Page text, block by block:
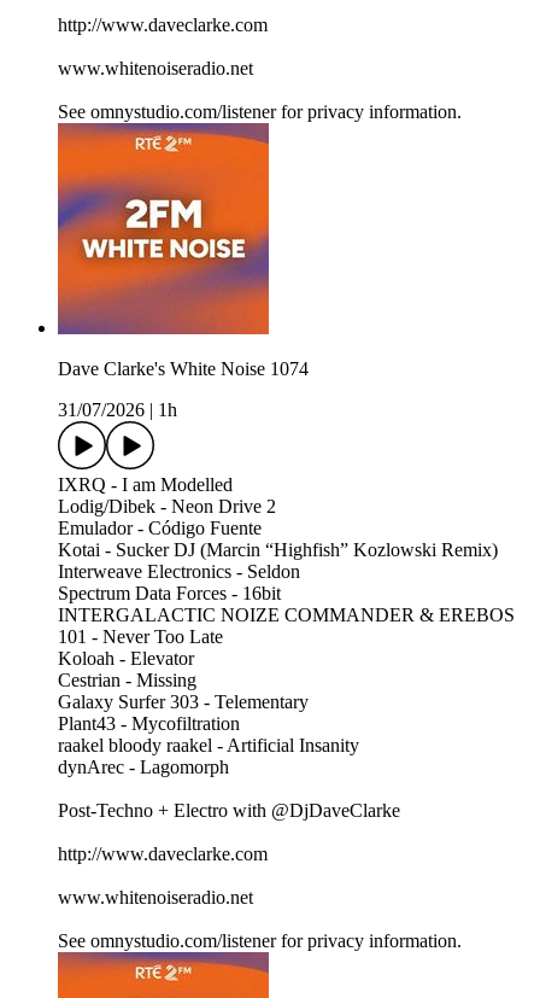
http://www.daveclarke.com
www.whitenoiseradio.net
See omnystudio.com/listener for privacy information.
Dave Clarke's White Noise 1074
31/07/2026
1h
IXRQ - I am Modelled
Lodig/Dibek - Neon Drive 2
Emulador - Código Fuente
Kotai - Sucker DJ (Marcin “Highfish” Kozlowski Remix)
Interweave Electronics - Seldon
Spectrum Data Forces - 16bit
INTERGALACTIC NOIZE COMMANDER & EREBOS
101 - Never Too Late
Koloah - Elevator
Cestrian - Missing
Galaxy Surfer 303 - Telementary
Plant43 - Mycofiltration
raakel bloody raakel - Artificial Insanity
dynArec - Lagomorph
Post-Techno + Electro with @DjDaveClarke
http://www.daveclarke.com
www.whitenoiseradio.net
See omnystudio.com/listener for privacy information.